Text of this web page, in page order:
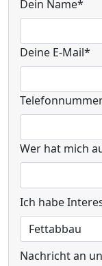
Dein Name*
Deine E-Mail*
Wer hat mich
Ich habe
Nachricht an